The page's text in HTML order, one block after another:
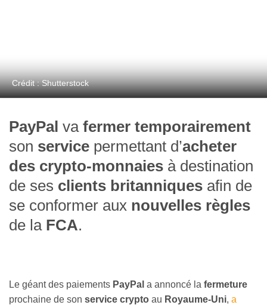
Crédit : Shutterstock
PayPal va fermer temporairement
son service permettant d’acheter
des crypto-monnaies à destination
de ses clients britanniques afin de
se conformer aux nouvelles règles
de la FCA.
Le géant des paiements PayPal a annoncé la fermeture
prochaine de son service crypto au Royaume-Uni, a